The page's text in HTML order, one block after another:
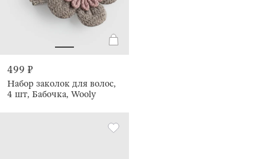
499 ₽
Набор заколок для волос,
4 шт, Бабочка, Wooly